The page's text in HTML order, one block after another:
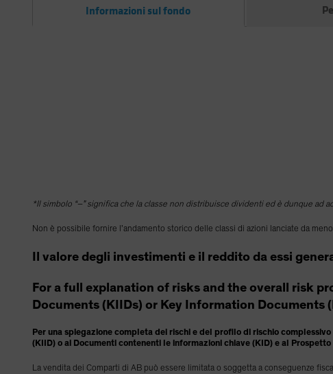
Informazioni sul fondo
*Il simbolo “–” significa che la classe non distribuisce dividenti ed è dunque ad
Non è possibile fornire l’andamento storico delle classi di azioni lanciate da
Il valore degli investimenti e il reddito da essi
For a full explanation of risks and the overall risk
Documents (KIIDs) or Key Information Documents
Per una spiegazione completa dei rischi e del profilo di rischio
(KIID) o ai Documenti contenenti le informazioni chiave (KID) e al
La vendita dei Comparti di AB può essere limitata o soggetta a conseguenze